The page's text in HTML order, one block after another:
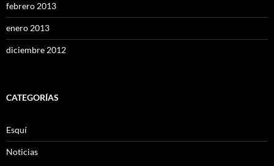
febrero 2013
enero 2013
diciembre 2012
CATEGORÍAS
Esquí
Noticias